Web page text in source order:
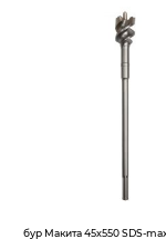
Сварочное
бур Макита 45х550 SDS-